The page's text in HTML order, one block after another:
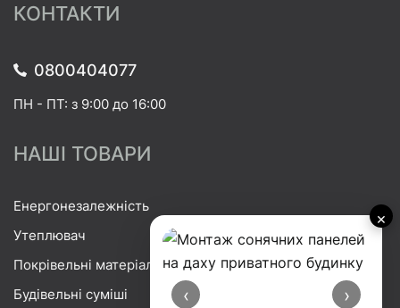
×
‹ ›
КОНТАКТИ
0800404077
ПН - ПТ: з 9:00 до 16:00
НАШІ ТОВАРИ
Енергонезалежність
Утеплювач
Покрівельні матеріали
Будівельні суміші